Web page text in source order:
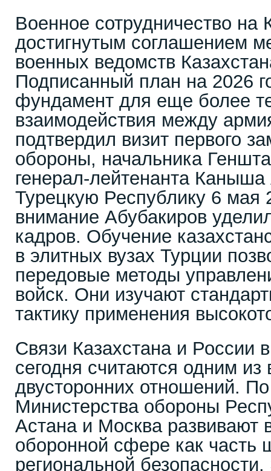
Военное сотрудничество на
достигнутым соглашением
военных ведомств
Подписанный план на 2026
фундамент для еще более
взаимодействия между
подтвердил визит первого
обороны, начальника
генерал-лейтенанта
Турецкую Республику 6 мая
внимание Абубакиров
кадров. Обучение
в элитных вузах Турции
передовые методы
войск. Они изучают
тактику применения
Связи Казахстана и России
сегодня считаются одним
двусторонних отношений.
Министерства обороны
Астана и Москва развивают
оборонной сфере как часть
региональной